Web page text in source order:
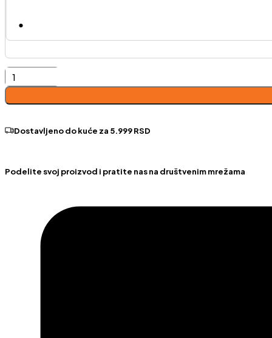
Riga-
desni
ugao
Dostavljeno do kuće za 5.999 RSD
Podelite svoj proizvod i pratite nas na društvenim mrežama